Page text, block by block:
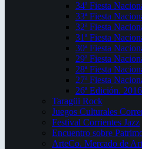
34ª Fiesta
33ª Fiesta
32ª Fiesta
31ª Fiesta
30ª Fiesta
29ª Fiesta
28ª Fiesta
27ª Fiesta
26ª Edición.
Taragüi Rock
Juegos Culturales
Festival Corrientes Jazz
Encuentro sobre
ArteCo. Mercado de